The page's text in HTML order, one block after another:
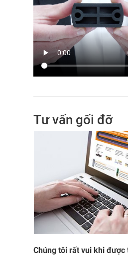
Tư vấn gối đỡ
Chúng tôi rất vui khi được